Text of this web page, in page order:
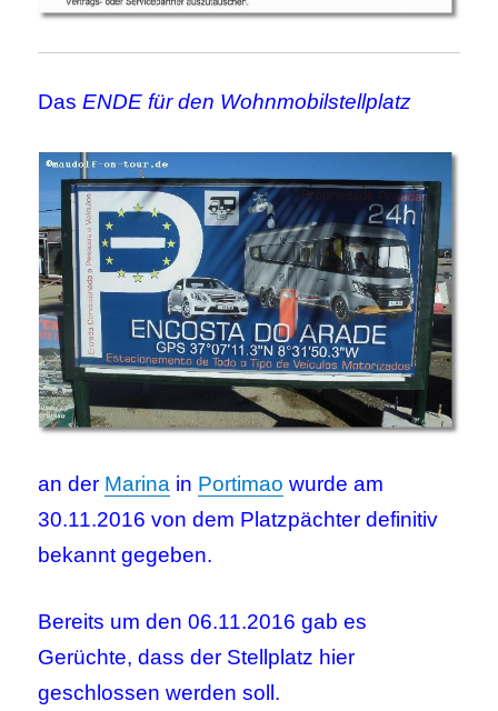
DasENDE für den Wohnmobilstellplatz
an der Marina in Portimao wurde am
30.11.2016 von dem Platzpächter definitiv
bekannt gegeben.
Bereits um den 06.11.2016 gab es
Gerüchte, dass der Stellplatz hier
geschlossen werden soll.